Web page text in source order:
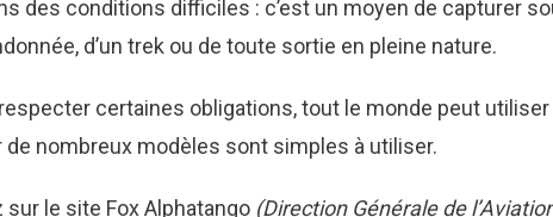
des conditions difficiles : c’est un moyen de capturer
d’un trek ou de toute sortie en pleine nature.
certaines obligations, tout le monde peut
de nombreux modèles sont simples à utiliser.
le site Fox Alphatango (Direction Générale de